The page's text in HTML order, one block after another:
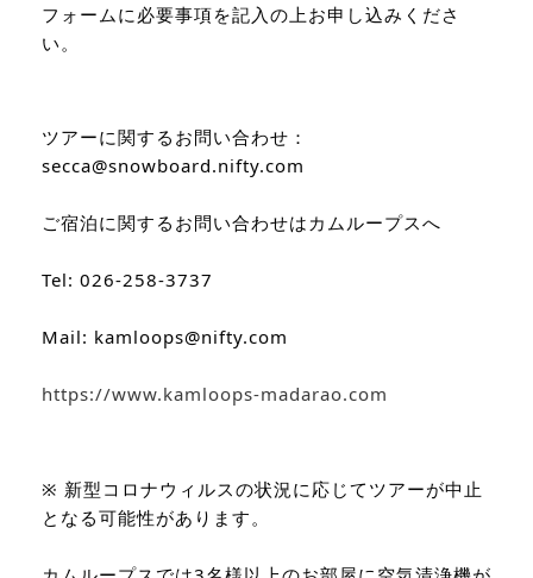
フォームに必要事項を記入の上お申し込みくださ
い。
ツアーに関するお問い合わせ：
secca@snowboard.nifty.com
ご宿泊に関するお問い合わせはカムループスへ
Tel: 026-258-3737
Mail: kamloops@nifty.com
https://www.kamloops-madarao.com
※ 新型コロナウィルスの状況に応じてツアーが中止
となる可能性があります。